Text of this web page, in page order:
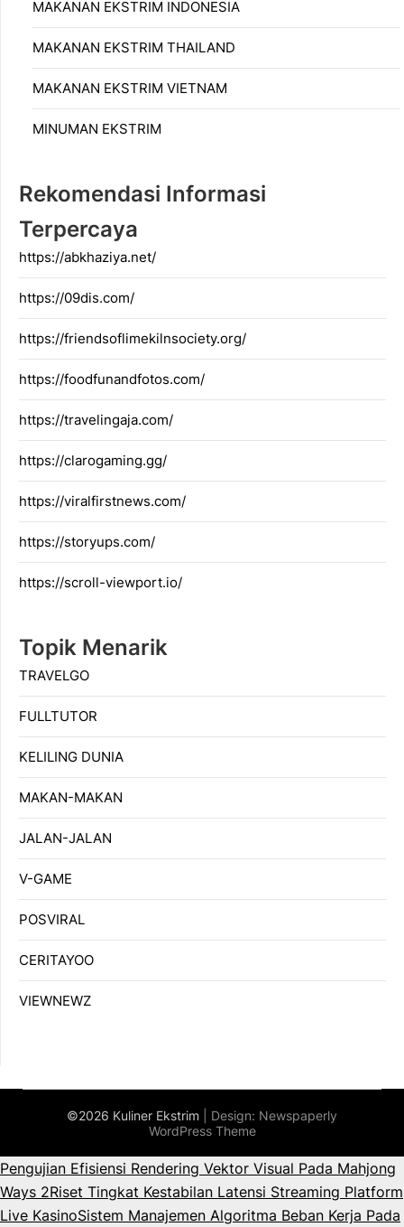
MAKANAN EKSTRIM INDONESIA
MAKANAN EKSTRIM THAILAND
MAKANAN EKSTRIM VIETNAM
MINUMAN EKSTRIM
Rekomendasi Informasi
Terpercaya
https://abkhaziya.net/
https://09dis.com/
https://friendsoflimekilnsociety.org/
https://foodfunandfotos.com/
https://travelingaja.com/
https://clarogaming.gg/
https://viralfirstnews.com/
https://storyups.com/
https://scroll-viewport.io/
Topik Menarik
TRAVELGO
FULLTUTOR
KELILING DUNIA
MAKAN-MAKAN
JALAN-JALAN
V-GAME
POSVIRAL
CERITAYOO
VIEWNEWZ
©2026 Kuliner Ekstrim | Design: Newspaperly
WordPress Theme
Pengujian Efisiensi Rendering Vektor Visual Pada Mahjong
Ways 2Riset Tingkat Kestabilan Latensi Streaming Platform
Live KasinoSistem Manajemen Algoritma Beban Kerja Pada